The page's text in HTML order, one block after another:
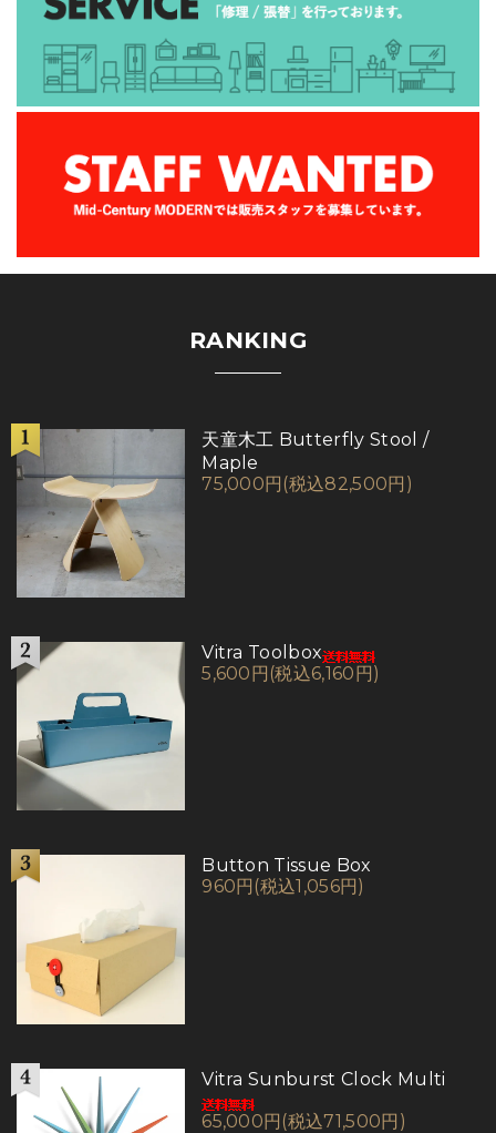
RANKING
天童木工 Butterfly Stool /
Maple
75,000円(税込82,500円)
Vitra Toolbox
5,600円(税込6,160円)
Button Tissue Box
960円(税込1,056円)
Vitra Sunburst Clock Multi
65,000円(税込71,500円)